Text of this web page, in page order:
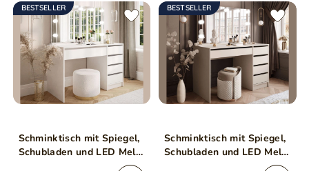
BESTSELLER
Schminktisch mit Spiegel,
Schubladen und LED Melo
BESTSELLER
Schminktisch mit Spiegel,
Schubladen und LED Melo